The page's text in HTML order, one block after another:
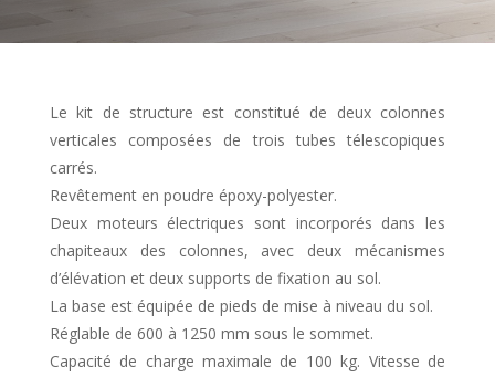
Le kit de structure est constitué de deux colonnes
verticales composées de trois tubes télescopiques
carrés.
Revêtement en poudre époxy-polyester.
Deux moteurs électriques sont incorporés dans les
chapiteaux des colonnes, avec deux mécanismes
d’élévation et deux supports de fixation au sol.
La base est équipée de pieds de mise à niveau du sol.
Réglable de 600 à 1250 mm sous le sommet.
Capacité de charge maximale de 100 kg. Vitesse de